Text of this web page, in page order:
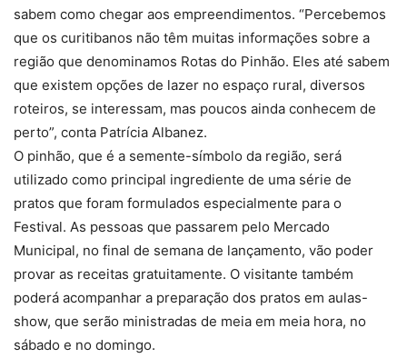
sabem como chegar aos empreendimentos. “Percebemos
que os curitibanos não têm muitas informações sobre a
região que denominamos Rotas do Pinhão. Eles até sabem
que existem opções de lazer no espaço rural, diversos
roteiros, se interessam, mas poucos ainda conhecem de
perto”, conta Patrícia Albanez.
O pinhão, que é a semente-símbolo da região, será
utilizado como principal ingrediente de uma série de
pratos que foram formulados especialmente para o
Festival. As pessoas que passarem pelo Mercado
Municipal, no final de semana de lançamento, vão poder
provar as receitas gratuitamente. O visitante também
poderá acompanhar a preparação dos pratos em aulas-
show, que serão ministradas de meia em meia hora, no
sábado e no domingo.